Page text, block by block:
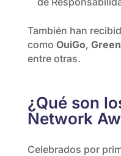
También han
como OuiGo,
entre otras.
¿Qué son
Network
Celebrados por